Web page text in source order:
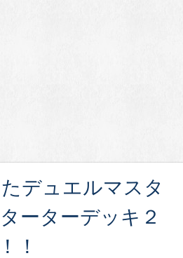
デュエルマスタ
ーターデッキ２
！